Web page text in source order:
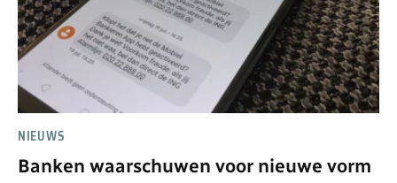
NIEUWS
Banken waarschuwen voor nieuwe vorm